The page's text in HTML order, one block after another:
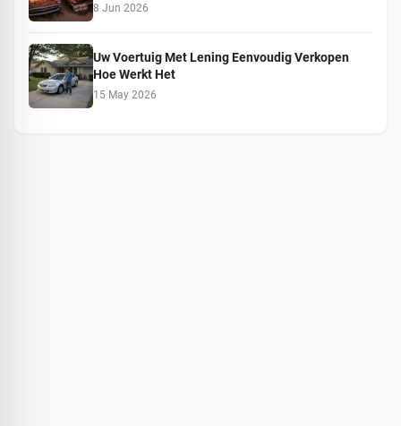
8 Jun 2026
Uw Voertuig Met Lening Eenvoudig Verkopen
Hoe Werkt Het
15 May 2026